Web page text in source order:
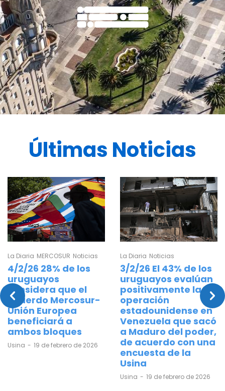
Últimas Noticias
La Diaria MERCOSUR Noticias
4/2/26 28% de los
uruguayos
considera que el
acuerdo Mercosur-
Unión Europea
beneficiará a
ambos bloques
by
Usina 19 de febrero de 2026
La Diaria Noticias
3/2/26 El 43% de los
uruguayos evalúan
positivamente la
operación
estadounidense en
Venezuela que sacó
a Maduro del poder,
de acuerdo con una
encuesta de la
Usina
by
Usina 19 de febrero de 2026